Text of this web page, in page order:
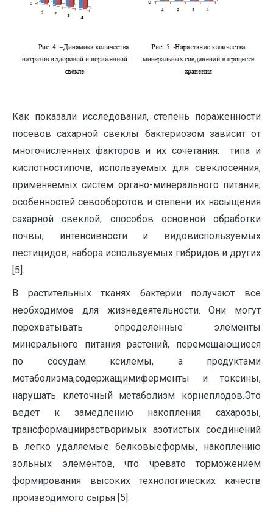
Как показали исследования, степень пораженности
посевов сахарной свеклы бактериозом зависит от
многочисленных факторов и их сочетания: типа и
кислотностипочв, используемых для свеклосеяния;
применяемых систем органо-минерального питания;
особенностей севооборотов и степени их насыщения
сахарной свеклой; способов основной обработки
почвы; интенсивности и видовиспользуемых
пестицидов; набора используемых гибридов и других
[5].
В растительных тканях бактерии получают все
необходимое для жизнедеятельности. Они могут
перехватывать определенные элементы
минерального питания растений, перемещающиеся
по сосудам ксилемы, а продуктами
метаболизма,содержащимиферменты и токсины,
нарушать клеточный метаболизм корнеплодов.Это
ведет к замедлению накопления сахарозы,
трансформациирастворимых азотистых соединений
в легко удаляемые белковыеформы, накоплению
зольных элементов, что чревато торможением
формирования высоких технологических качеств
производимого сырья [5].